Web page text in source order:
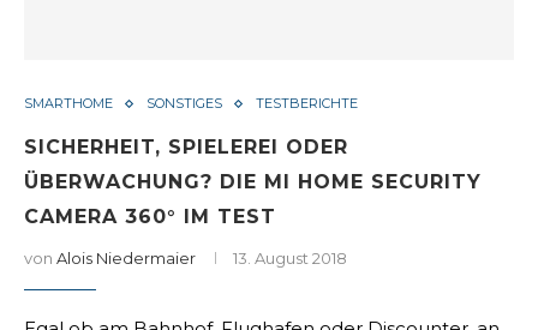
SMARTHOME SONSTIGES TESTBERICHTE
SICHERHEIT, SPIELEREI ODER
ÜBERWACHUNG? DIE MI HOME SECURITY
CAMERA 360° IM TEST
von Alois Niedermaier 13. August 2018